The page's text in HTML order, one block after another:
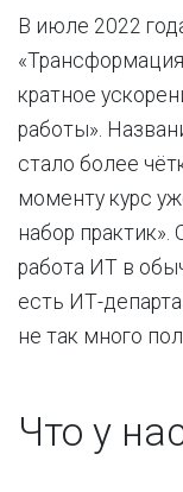
В июле 2022
кратное
работы».
стало более
моменту курс
набор
работа ИТ в
есть ИТ-
не так много
Что у